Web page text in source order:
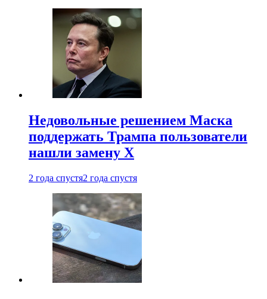
Недовольные решением Маска
поддержать Трампа пользователи
нашли замену X
2 года спустя2 года спустя